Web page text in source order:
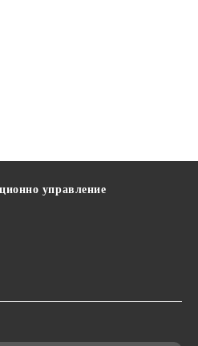
управление